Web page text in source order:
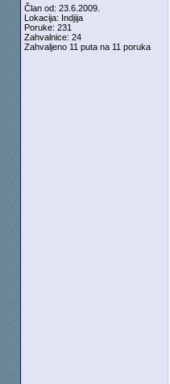
Član od: 23.6.2009.
Lokacija: Indjija
Poruke: 231
Zahvalnice: 24
Zahvaljeno 11 puta na 11 poruka